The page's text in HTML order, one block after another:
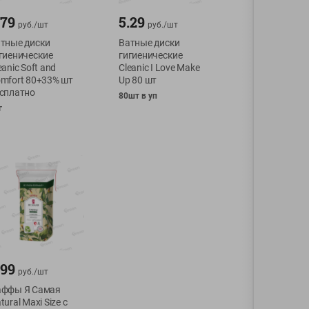
руб./шт
диски
Soft and
80+33% шт
5.29 руб./шт
Ватные диски
гигиенические
Cleanic I Love Make
Up 80 шт
80шт в уп
руб./шт
Я Самая
Maxi Size с